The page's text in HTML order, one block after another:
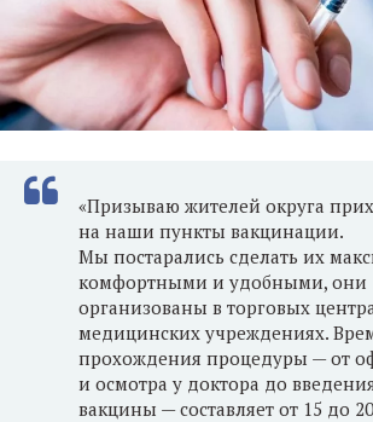
«Призываю жителей округа
на наши пункты вакцинации.
Мы постарались сделать их
комфортными и удобными, они
организованы в торговых
медицинских учреждениях.
прохождения процедуры — от
и осмотра у доктора до
вакцины — составляет от 15 до